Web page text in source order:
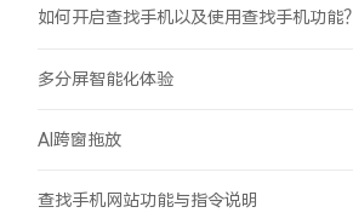
如何开启查找手机以及使用查找手机功能？
多分屏智能化体验
AI跨窗拖放
查找手机网站功能与指令说明